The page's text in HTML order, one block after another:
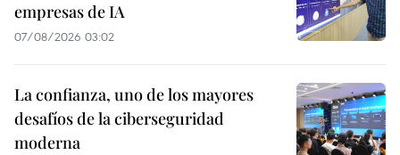
empresas de IA
07/08/2026 03:02
La confianza, uno de los mayores
desafíos de la ciberseguridad
moderna